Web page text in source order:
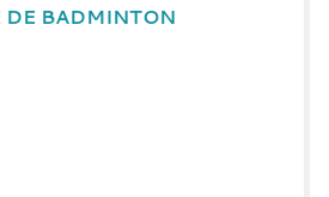
DE BADMINTON